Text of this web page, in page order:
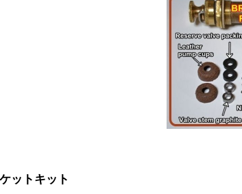
ットキット